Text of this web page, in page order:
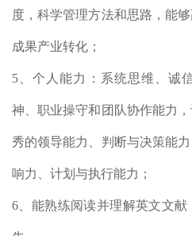
度，科学管理方法和思路，能
成果产业转化；
5、个人能力：系统思维、诚
神、职业操守和团队协作能力
秀的领导能力、判断与决策能
响力、计划与执行能力；
6、能熟练阅读并理解英文文